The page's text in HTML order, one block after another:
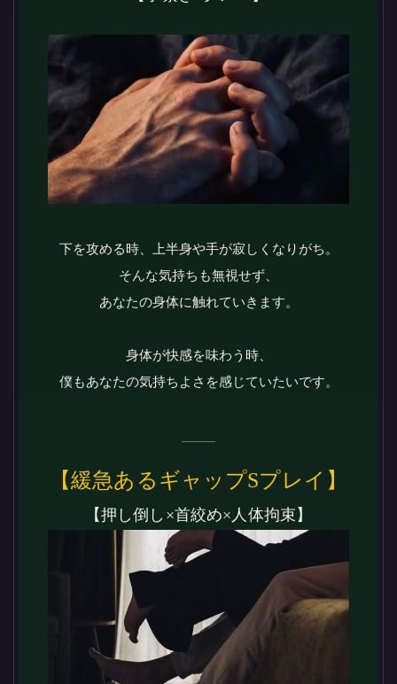
下を攻める時、上半身や手が寂しくなりがち。
そんな気持ちも無視せず、
あなたの身体に触れていきます。
身体が快感を味わう時、
僕もあなたの気持ちよさを感じていたいです。
【緩急あるギャップSプレイ】
【押し倒し×首絞め×人体拘束】